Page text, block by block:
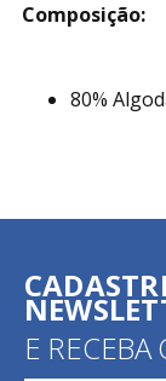
Composição:
80%
E RECEBA